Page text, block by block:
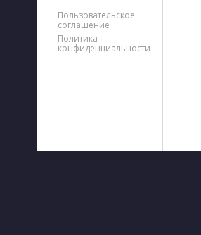
Пользовательское
соглашение
Политика
конфиденциальности